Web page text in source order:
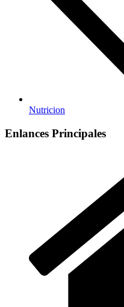
Nutricion
Enlances Principales